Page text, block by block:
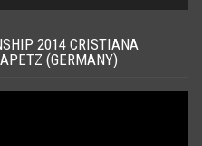
2014 CRISTIANA
(GERMANY)